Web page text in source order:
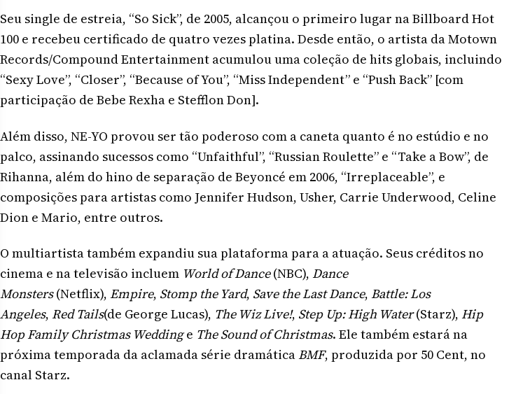
Seu single de estreia, “So Sick”, de 2005, alcançou o primeiro lugar na Billboard Hot
100 e recebeu certificado de quatro vezes platina. Desde então, o artista da Motown
Records/Compound Entertainment acumulou uma coleção de hits globais, incluindo
“Sexy Love”, “Closer”, “Because of You”, “Miss Independent” e “Push Back” [com
participação de Bebe Rexha e Stefflon Don].
Além disso, NE-YO provou ser tão poderoso com a caneta quanto é no estúdio e no
palco, assinando sucessos como “Unfaithful”, “Russian Roulette” e “Take a Bow”, de
Rihanna, além do hino de separação de Beyoncé em 2006, “Irreplaceable”, e
composições para artistas como Jennifer Hudson, Usher, Carrie Underwood, Celine
Dion e Mario, entre outros.
O multiartista também expandiu sua plataforma para a atuação. Seus créditos no
cinema e na televisão incluem World of Dance(NBC), Dance
Monsters(Netflix), Empire, Stomp the Yard, Save the Last Dance, Battle: Los
Angeles, Red Tails(de George Lucas), The Wiz Live!, Step Up: High Water(Starz), Hip
Hop Family Christmas Weddinge The Sound of Christmas. Ele também estará na
próxima temporada da aclamada série dramáticaBMF, produzida por 50 Cent, no
canal Starz.